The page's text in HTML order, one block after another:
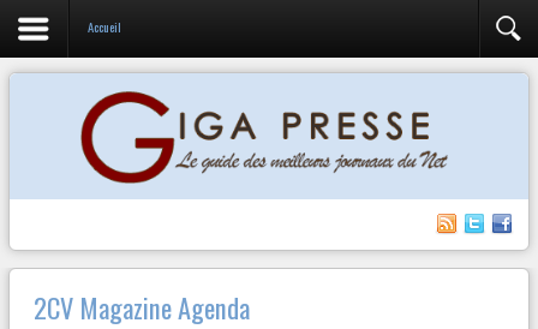
Accueil
2CV Magazine Agenda